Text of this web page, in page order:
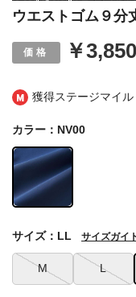
獲得ステージマイ
ウエストゴム９分
￥3,850
カラー：NV00
M L
サイズ：LL サイズガイ